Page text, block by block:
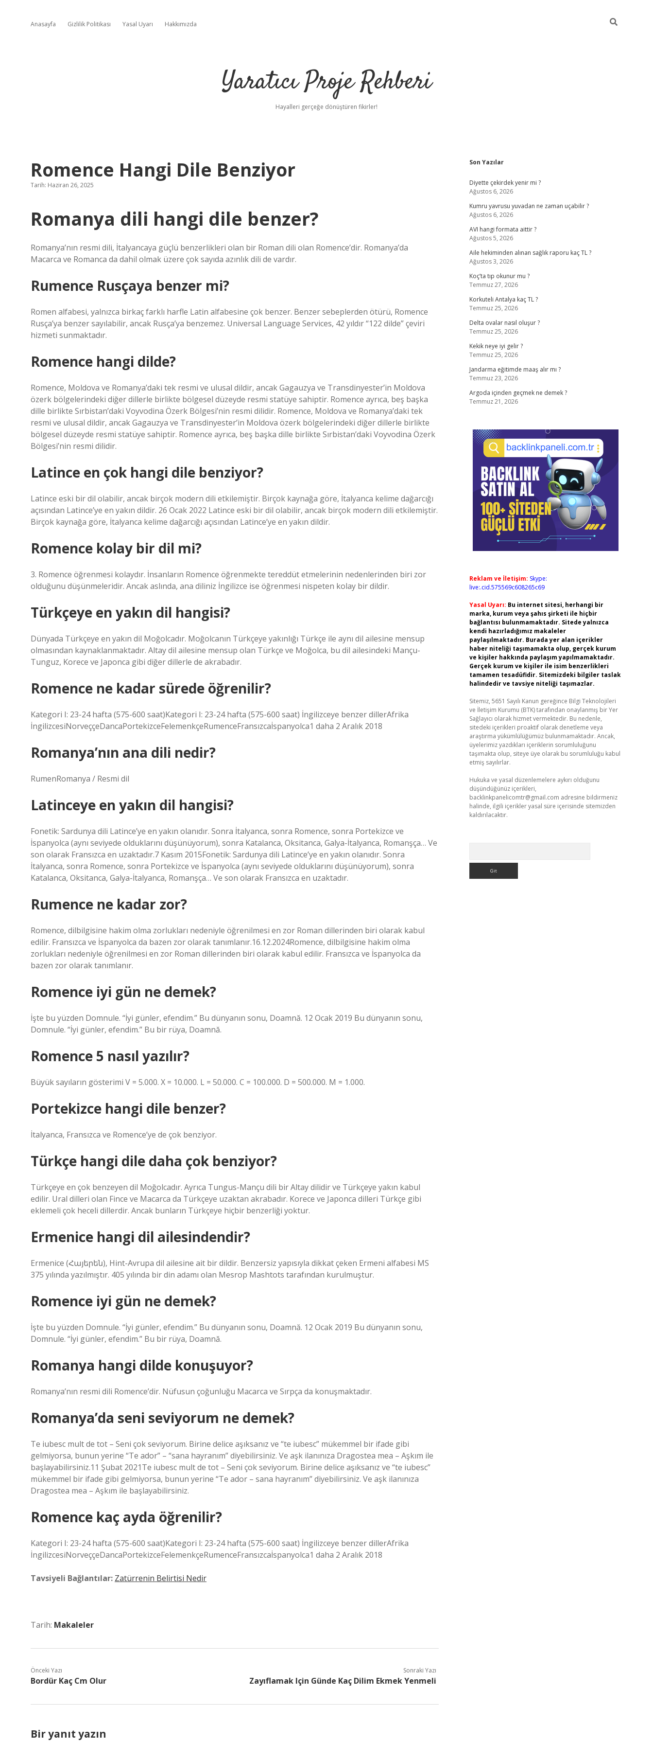
Anasayfa Gizlilik Politikası Yasal Uyarı Hakkımızda
Yaratıcı Proje Rehberi
Hayalleri gerçeğe dönüştüren fikirler!
Romence Hangi Dile Benziyor
Tarih: Haziran 26, 2025
Romanya dili hangi dile benzer?
Romanya’nın resmi dili, İtalyancaya güçlü benzerlikleri olan bir Roman dili olan Romence’dir. Romanya’da
Macarca ve Romanca da dahil olmak üzere çok sayıda azınlık dili de vardır.
Rumence Rusçaya benzer mi?
Romen alfabesi, yalnızca birkaç farklı harfle Latin alfabesine çok benzer. Benzer sebeplerden ötürü, Romence
Rusça’ya benzer sayılabilir, ancak Rusça’ya benzemez. Universal Language Services, 42 yıldır “122 dilde” çeviri
hizmeti sunmaktadır.
Romence hangi dilde?
Romence, Moldova ve Romanya’daki tek resmi ve ulusal dildir, ancak Gagauzya ve Transdinyester’in Moldova
özerk bölgelerindeki diğer dillerle birlikte bölgesel düzeyde resmi statüye sahiptir. Romence ayrıca, beş başka
dille birlikte Sırbistan’daki Voyvodina Özerk Bölgesi’nin resmi dilidir. Romence, Moldova ve Romanya’daki tek
resmi ve ulusal dildir, ancak Gagauzya ve Transdinyester’in Moldova özerk bölgelerindeki diğer dillerle birlikte
bölgesel düzeyde resmi statüye sahiptir. Romence ayrıca, beş başka dille birlikte Sırbistan’daki Voyvodina Özerk
Bölgesi’nin resmi dilidir.
Latince en çok hangi dile benziyor?
Latince eski bir dil olabilir, ancak birçok modern dili etkilemiştir. Birçok kaynağa göre, İtalyanca kelime dağarcığı
açısından Latince’ye en yakın dildir. 26 Ocak 2022 Latince eski bir dil olabilir, ancak birçok modern dili etkilemiştir.
Birçok kaynağa göre, İtalyanca kelime dağarcığı açısından Latince’ye en yakın dildir.
Romence kolay bir dil mi?
3. Romence öğrenmesi kolaydır. İnsanların Romence öğrenmekte tereddüt etmelerinin nedenlerinden biri zor
olduğunu düşünmeleridir. Ancak aslında, ana diliniz İngilizce ise öğrenmesi nispeten kolay bir dildir.
Türkçeye en yakın dil hangisi?
Dünyada Türkçeye en yakın dil Moğolcadır. Moğolcanın Türkçeye yakınlığı Türkçe ile aynı dil ailesine mensup
olmasından kaynaklanmaktadır. Altay dil ailesine mensup olan Türkçe ve Moğolca, bu dil ailesindeki Mançu-
Tunguz, Korece ve Japonca gibi diğer dillerle de akrabadır.
Romence ne kadar sürede öğrenilir?
Kategori I: 23-24 hafta (575-600 saat)Kategori I: 23-24 hafta (575-600 saat) İngilizceye benzer dillerAfrika
İngilizcesiNorveççeDancaPortekizceFelemenkçeRumenceFransızcaİspanyolca1 daha 2 Aralık 2018
Romanya’nın ana dili nedir?
RumenRomanya / Resmi dil
Latinceye en yakın dil hangisi?
Fonetik: Sardunya dili Latince’ye en yakın olanıdır. Sonra İtalyanca, sonra Romence, sonra Portekizce ve
İspanyolca (aynı seviyede olduklarını düşünüyorum), sonra Katalanca, Oksitanca, Galya-İtalyanca, Romanşça… Ve
son olarak Fransızca en uzaktadır.7 Kasım 2015Fonetik: Sardunya dili Latince’ye en yakın olanıdır. Sonra
İtalyanca, sonra Romence, sonra Portekizce ve İspanyolca (aynı seviyede olduklarını düşünüyorum), sonra
Katalanca, Oksitanca, Galya-İtalyanca, Romanşça… Ve son olarak Fransızca en uzaktadır.
Rumence ne kadar zor?
Romence, dilbilgisine hakim olma zorlukları nedeniyle öğrenilmesi en zor Roman dillerinden biri olarak kabul
edilir. Fransızca ve İspanyolca da bazen zor olarak tanımlanır.16.12.2024Romence, dilbilgisine hakim olma
zorlukları nedeniyle öğrenilmesi en zor Roman dillerinden biri olarak kabul edilir. Fransızca ve İspanyolca da
bazen zor olarak tanımlanır.
Romence iyi gün ne demek?
İşte bu yüzden Domnule. “İyi günler, efendim.” Bu dünyanın sonu, Doamnă. 12 Ocak 2019 Bu dünyanın sonu,
Domnule. “İyi günler, efendim.” Bu bir rüya, Doamnă.
Romence 5 nasıl yazılır?
Büyük sayıların gösterimi V = 5.000. X = 10.000. L = 50.000. C = 100.000. D = 500.000. M = 1.000.
Portekizce hangi dile benzer?
İtalyanca, Fransızca ve Romence’ye de çok benziyor.
Türkçe hangi dile daha çok benziyor?
Türkçeye en çok benzeyen dil Moğolcadır. Ayrıca Tungus-Mançu dili bir Altay dilidir ve Türkçeye yakın kabul
edilir. Ural dilleri olan Fince ve Macarca da Türkçeye uzaktan akrabadır. Korece ve Japonca dilleri Türkçe gibi
eklemeli çok heceli dillerdir. Ancak bunların Türkçeye hiçbir benzerliği yoktur.
Ermenice hangi dil ailesindendir?
Ermenice (Հայերեն), Hint-Avrupa dil ailesine ait bir dildir. Benzersiz yapısıyla dikkat çeken Ermeni alfabesi MS
375 yılında yazılmıştır. 405 yılında bir din adamı olan Mesrop Mashtots tarafından kurulmuştur.
Romence iyi gün ne demek?
İşte bu yüzden Domnule. “İyi günler, efendim.” Bu dünyanın sonu, Doamnă. 12 Ocak 2019 Bu dünyanın sonu,
Domnule. “İyi günler, efendim.” Bu bir rüya, Doamnă.
Romanya hangi dilde konuşuyor?
Romanya’nın resmi dili Romence’dir. Nüfusun çoğunluğu Macarca ve Sırpça da konuşmaktadır.
Romanya’da seni seviyorum ne demek?
Te iubesc mult de tot – Seni çok seviyorum. Birine delice aşıksanız ve “te iubesc” mükemmel bir ifade gibi
gelmiyorsa, bunun yerine “Te ador” – “sana hayranım” diyebilirsiniz. Ve aşk ilanınıza Dragostea mea – Aşkım ile
başlayabilirsiniz.11 Şubat 2021Te iubesc mult de tot – Seni çok seviyorum. Birine delice aşıksanız ve “te iubesc”
mükemmel bir ifade gibi gelmiyorsa, bunun yerine “Te ador – sana hayranım” diyebilirsiniz. Ve aşk ilanınıza
Dragostea mea – Aşkım ile başlayabilirsiniz.
Romence kaç ayda öğrenilir?
Kategori I: 23-24 hafta (575-600 saat)Kategori I: 23-24 hafta (575-600 saat) İngilizceye benzer dillerAfrika
İngilizcesiNorveççeDancaPortekizceFelemenkçeRumenceFransızcaİspanyolca1 daha 2 Aralık 2018
Tavsiyeli Bağlantılar: Zatürrenin Belirtisi Nedir
Tarih: Makaleler
Önceki Yazı
Bordür Kaç Cm Olur
Sonraki Yazı
Zayıflamak Için Günde Kaç Dilim Ekmek Yenmeli
Bir yanıt yazın
Sidebar
Son Yazılar
Diyette çekirdek yenir mi ?
Ağustos 6, 2026
Kumru yavrusu yuvadan ne zaman uçabilir ?
Ağustos 6, 2026
AVI hangi formata aittir ?
Ağustos 5, 2026
Aile hekiminden alınan sağlık raporu kaç TL ?
Ağustos 3, 2026
Koç’ta tıp okunur mu ?
Temmuz 27, 2026
Korkuteli Antalya kaç TL ?
Temmuz 25, 2026
Delta ovalar nasıl oluşur ?
Temmuz 25, 2026
Kekik neye iyi gelir ?
Temmuz 25, 2026
Jandarma eğitimde maaş alır mı ?
Temmuz 23, 2026
Argoda içinden geçmek ne demek ?
Temmuz 21, 2026
Reklam ve İletişim: Skype:
live:.cid.575569c608265c69
Yasal Uyarı: Bu internet sitesi, herhangi bir
marka, kurum veya şahıs şirketi ile hiçbir
bağlantısı bulunmamaktadır. Sitede yalnızca
kendi hazırladığımız makaleler
paylaşılmaktadır. Burada yer alan içerikler
haber niteliği taşımamakta olup, gerçek kurum
ve kişiler hakkında paylaşım yapılmamaktadır.
Gerçek kurum ve kişiler ile isim benzerlikleri
tamamen tesadüfidir. Sitemizdeki bilgiler taslak
halindedir ve tavsiye niteliği taşımazlar.
Sitemiz, 5651 Sayılı Kanun gereğince Bilgi Teknolojileri
ve İletişim Kurumu (BTK) tarafından onaylanmış bir Yer
Sağlayıcı olarak hizmet vermektedir. Bu nedenle,
sitedeki içerikleri proaktif olarak denetleme veya
araştırma yükümlülüğümüz bulunmamaktadır. Ancak,
üyelerimiz yazdıkları içeriklerin sorumluluğunu
taşımakta olup, siteye üye olarak bu sorumluluğu kabul
etmiş sayılırlar.
Hukuka ve yasal düzenlemelere aykırı olduğunu
düşündüğünüz içerikleri,
backlinkpanelicomtr@gmail.com adresine bildirmeniz
halinde, ilgili içerikler yasal süre içerisinde sitemizden
kaldırılacaktır.